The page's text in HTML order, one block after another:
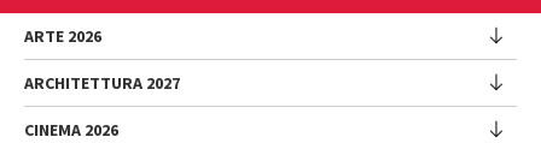
L'Istituzione
Cariche istituzionali
Storia
Luoghi
ARTE 2026
Esposizione
ARCHITETTURA 2027
Mostra
CINEMA 2026